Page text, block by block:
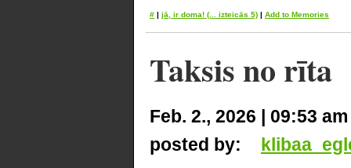
# | jā, ir doma! (... izteicās 5) | Add to Memories
Taksis no rīta
Feb. 2., 2026 | 09:53 am
posted by: